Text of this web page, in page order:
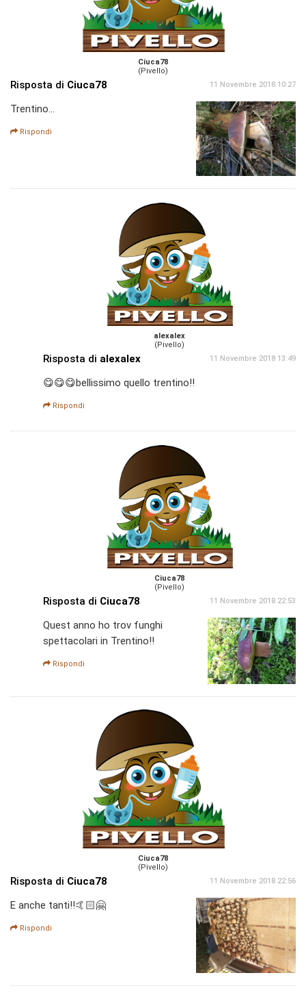
Ciuca78
(Pivello)
Risposta di Ciuca78 11 Novembre 2018 10:27
Trentino...
Rispondi
alexalex
(Pivello)
Risposta di alexalex 11 Novembre 2018 13:49
😋😋😋bellissimo quello trentino!!
Rispondi
Ciuca78
(Pivello)
Risposta di Ciuca78 11 Novembre 2018 22:53
Quest anno ho trov funghi
spettacolari in Trentino!!
Rispondi
Ciuca78
(Pivello)
Risposta di Ciuca78 11 Novembre 2018 22:56
E anche tanti!!🤙🏻🤗
Rispondi